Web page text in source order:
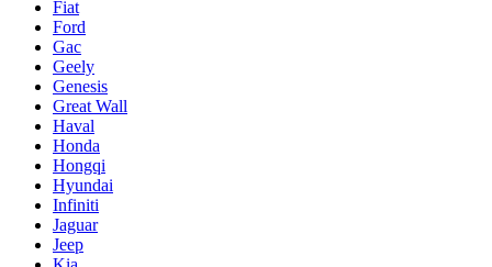
Fiat
Ford
Gac
Geely
Genesis
Great Wall
Haval
Honda
Hongqi
Hyundai
Infiniti
Jaguar
Jeep